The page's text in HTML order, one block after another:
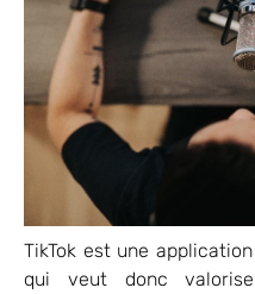
TikTok est une
qui veut donc